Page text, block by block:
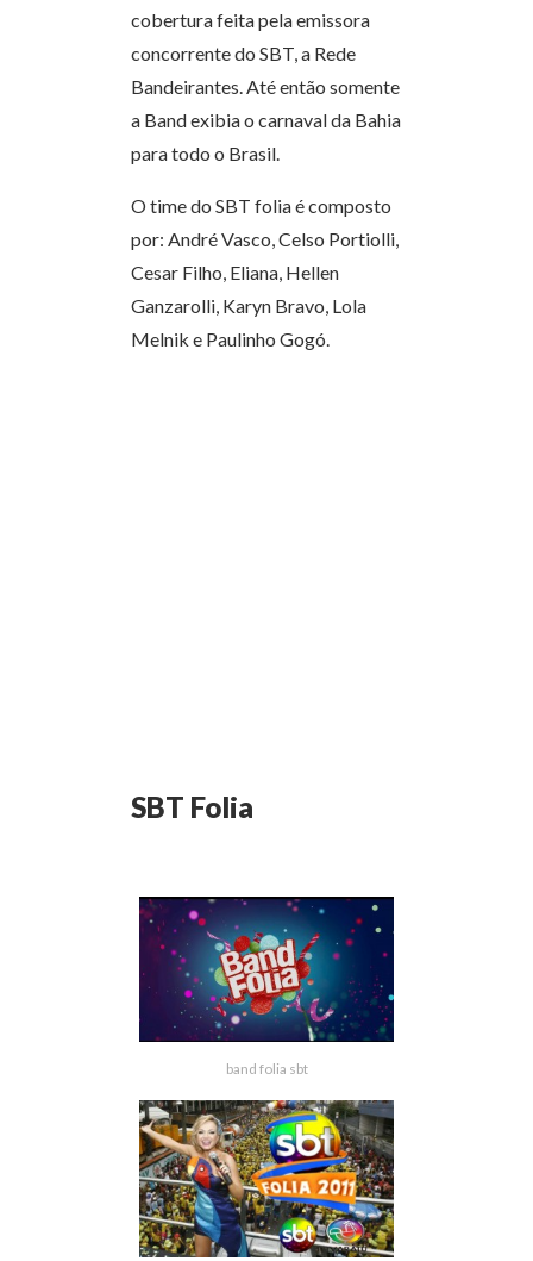
cobertura feita pela emissora
concorrente do SBT, a Rede
Bandeirantes. Até então somente
a Band exibia o carnaval da Bahia
para todo o Brasil.
O time do SBT folia é composto
por: André Vasco, Celso Portiolli,
Cesar Filho, Eliana, Hellen
Ganzarolli, Karyn Bravo, Lola
Melnik e Paulinho Gogó.
SBT Folia
band folia sbt